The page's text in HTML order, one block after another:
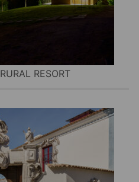
RESORT